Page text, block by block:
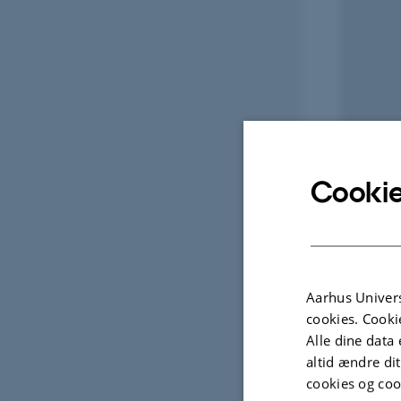
Aarhus
cookies.
Alle dine data
altid ændre dit
cookies og